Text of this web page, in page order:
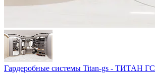
Гардеробные системы Titan-gs - ТИТАН ГС